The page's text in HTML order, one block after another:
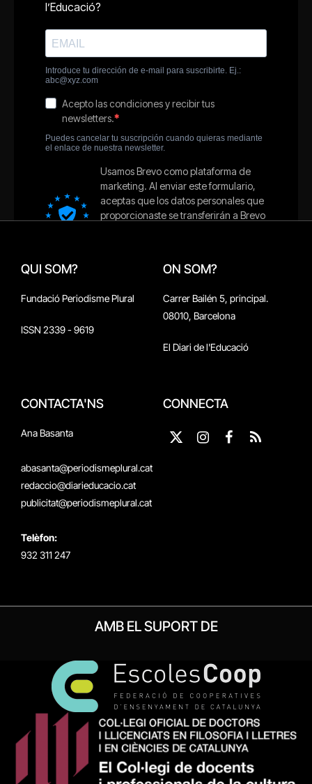
QUI SOM?
Fundació Periodisme Plural
ISSN 2339 - 9619
ON SOM?
Carrer Bailén 5, principal.
08010, Barcelona
El Diari de l'Educació
CONTACTA'NS
Ana Basanta
abasanta@periodismeplural.cat
redaccio@diarieducacio.cat
publicitat@periodismeplural.cat
Telèfon:
932 311 247
CONNECTA
X
Instagram
Facebook
RSS
AMB EL SUPORT DE